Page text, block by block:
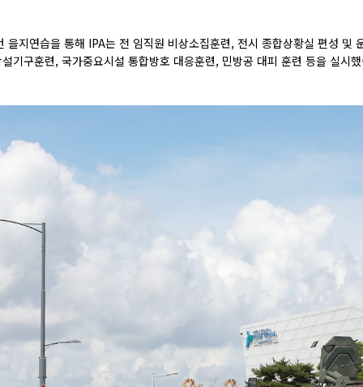
을지연습을 통해 IPA는 전 임직원 비상소집훈련, 전시 종합상황실 편성 및
기구훈련, 국가중요시설 통합방호대응훈련, 민방공 대피 훈련 등을 실시